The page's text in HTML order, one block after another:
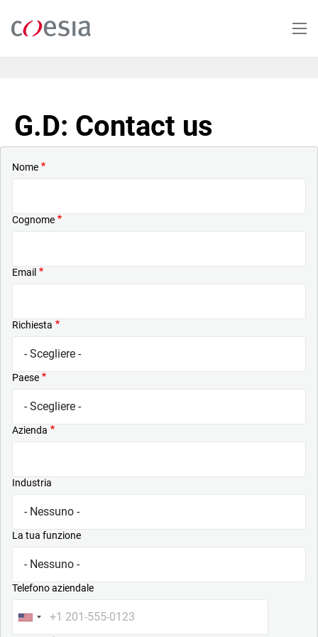
contenuto
G.D: Contact us
Nome
Cognome
Email
Richiesta
Paese
Azienda
Industria
La tua funzione
Telefono aziendale